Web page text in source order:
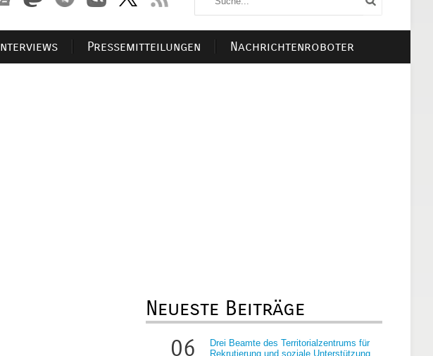
Interviews Pressemitteilungen Nachrichtenroboter
Neueste Beiträge
06
Drei Beamte des Territorialzentrums für
Rekrutierung und soziale Unterstützung